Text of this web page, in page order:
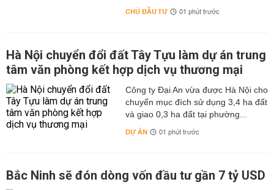
CHỦ ĐẦU TƯ 01 phút trước
Hà Nội chuyển đổi đất Tây Tựu làm dự án trung
tâm văn phòng kết hợp dịch vụ thương mại
Công ty Đại An vừa được Hà Nội cho
chuyển mục đích sử dụng 3,4 ha đất
và giao 0,3 ha đất tại phường...
DỰ ÁN 01 phút trước
Bắc Ninh sẽ đón dòng vốn đầu tư gần 7 tỷ USD